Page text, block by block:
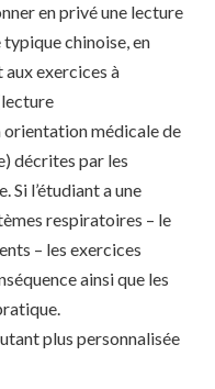
en privé une lecture
chinoise, en
exercices à
médicale de
décrites par les
l’étudiant a une
respiratoires – le
– les exercices
ainsi que les
plus personnalisée